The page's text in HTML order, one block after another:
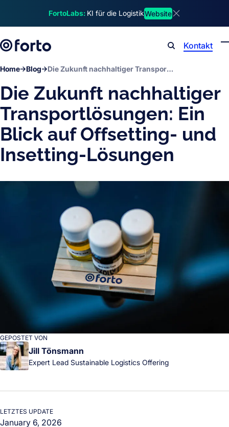
FortoLabs: KI für die LogistikWebsite
Kontakt
Home Blog Die Zukunft nachhaltiger Transportlösungen: Ein Blick auf Offsetting- und Insetting-Lösungen
Die Zukunft nachhaltiger
Transportlösungen: Ein
Blick auf Offsetting- und
Insetting-Lösungen
GEPOSTET VON
Jill Tönsmann
Expert Lead Sustainable Logistics Offering
LETZTES UPDATE
January 6, 2026